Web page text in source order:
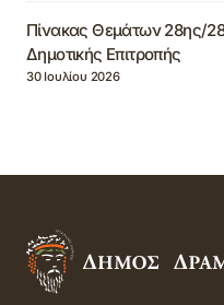
Πίνακας Θεμάτων 28ης/
Δημοτικής Επιτροπής
30 Ιουλίου 2026